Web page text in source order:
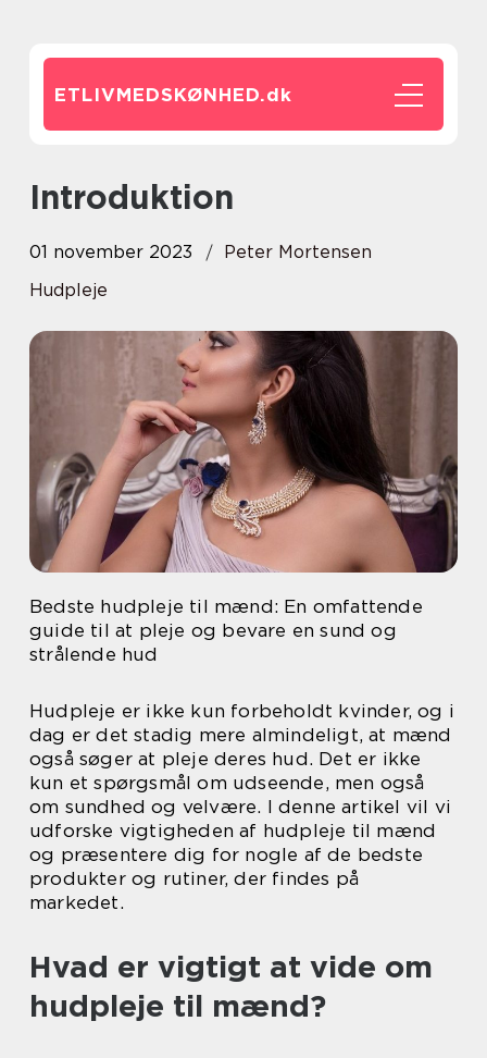
ETLIVMEDSKØNHED.dk
Introduktion
01 november 2023
Peter Mortensen
Hudpleje
Bedste hudpleje til mænd: En omfattende
guide til at pleje og bevare en sund og
strålende hud
Hudpleje er ikke kun forbeholdt kvinder, og i
dag er det stadig mere almindeligt, at mænd
også søger at pleje deres hud. Det er ikke
kun et spørgsmål om udseende, men også
om sundhed og velvære. I denne artikel vil vi
udforske vigtigheden af hudpleje til mænd
og præsentere dig for nogle af de bedste
produkter og rutiner, der findes på
markedet.
Hvad er vigtigt at vide om
hudpleje til mænd?